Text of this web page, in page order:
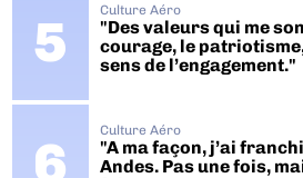
Culture Aéro
"Des valeurs qui me
courage, le
sens de l’engagement."
Culture Aéro
"A ma façon, j’ai
Andes. Pas une fois,